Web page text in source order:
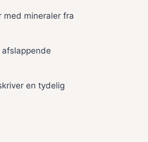
mineraler fra
en tydelig